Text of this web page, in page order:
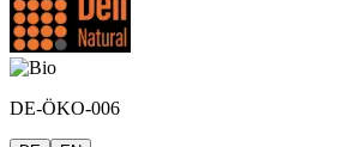
DE-ÖKO-006